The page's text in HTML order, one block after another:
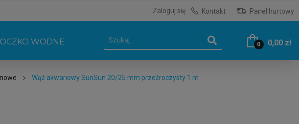
Zaloguj się Kontakt Panel hurtowy
OCZKO WODNE 0 0,00 zł
Wąż akwariowy SunSun 20/25 mm przeźroczysty 1 m